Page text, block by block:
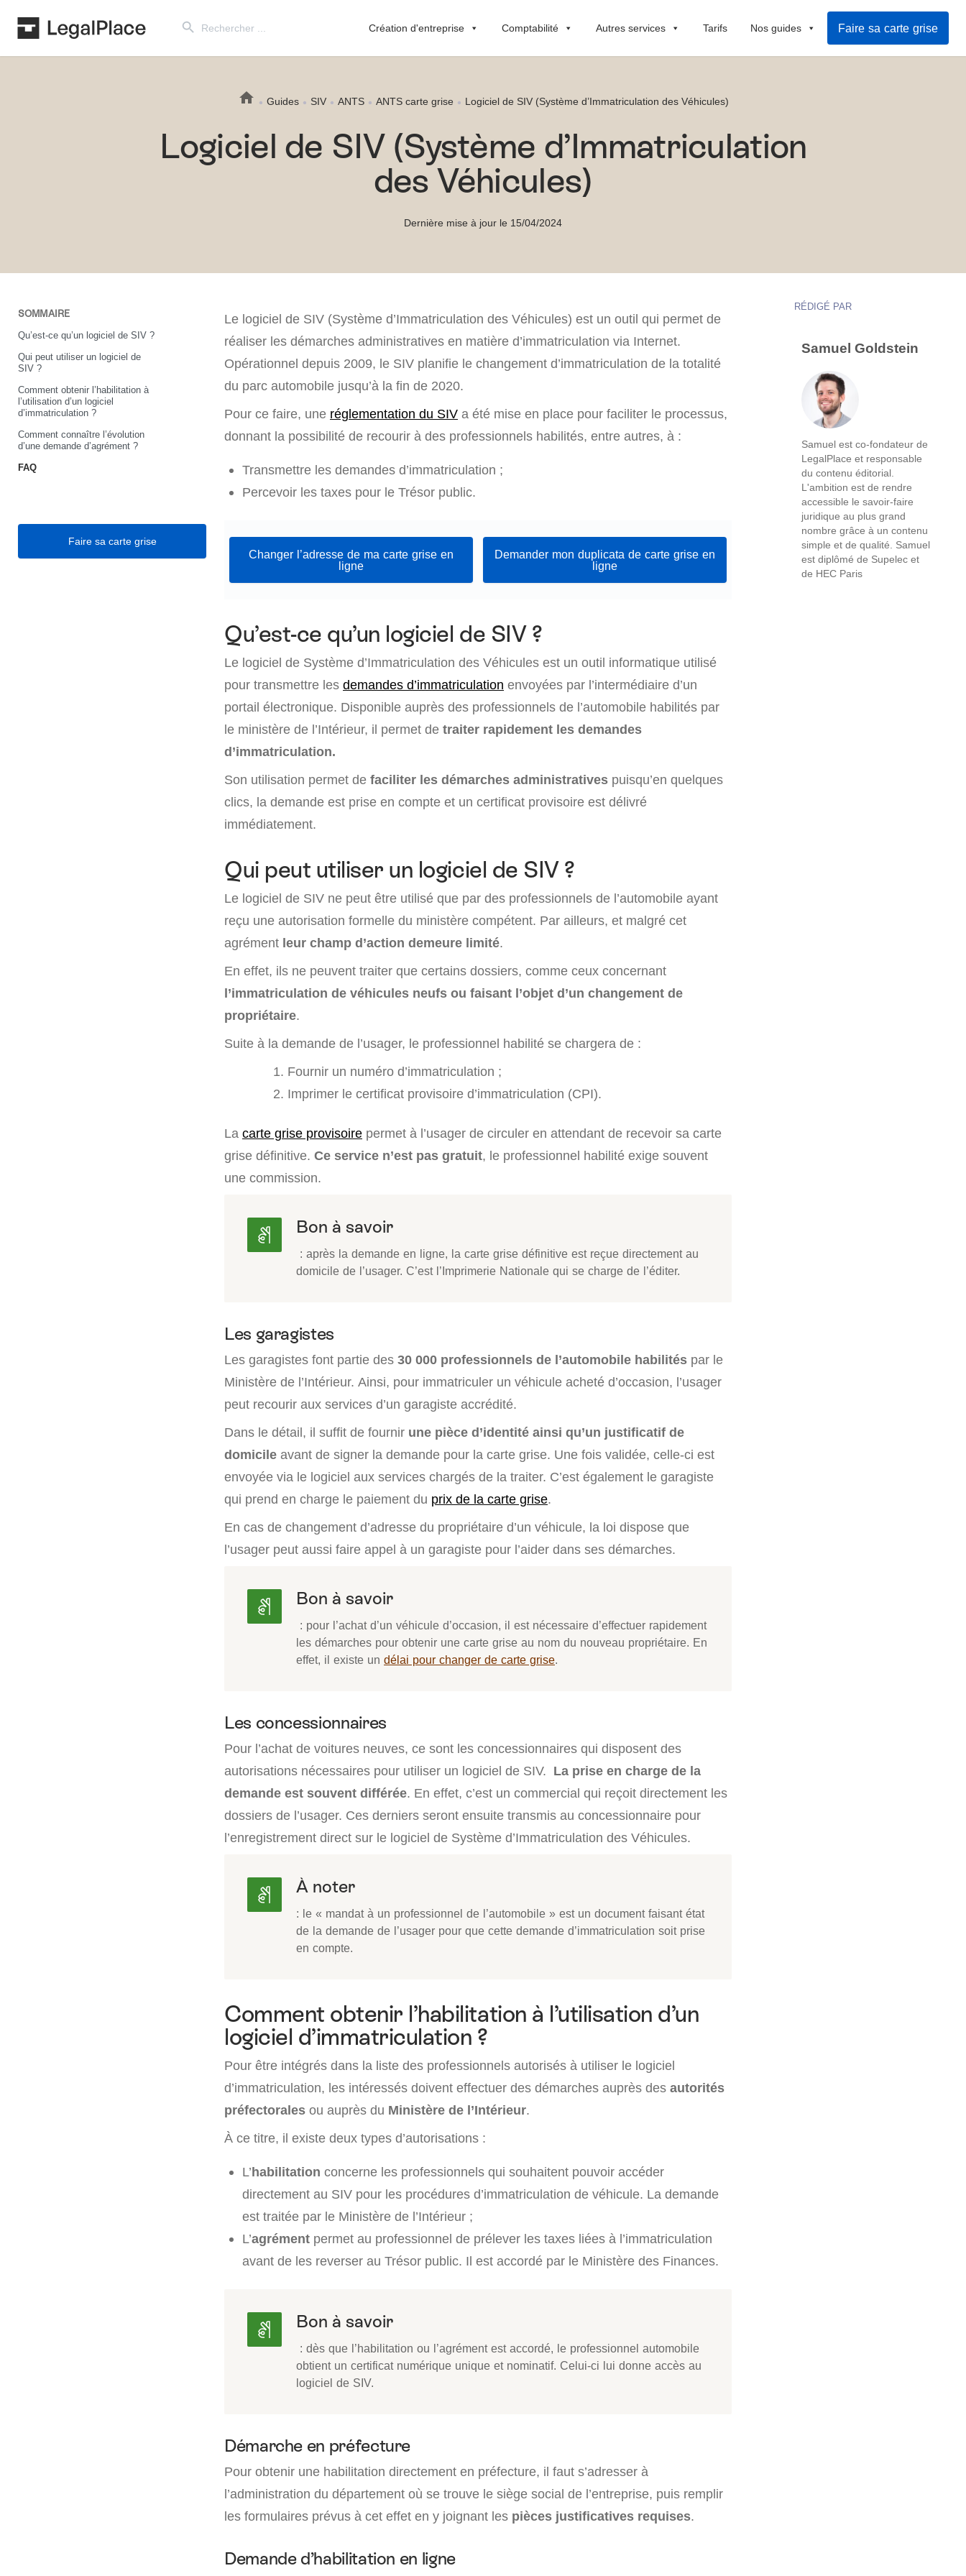
for:
Création d'entreprise Comptabilité Autres services Tarifs Nos guides Faire sa carte grise
Guides SIV ANTS ANTS carte grise Logiciel de SIV (Système d’Immatriculation des Véhicules)
Logiciel de SIV (Système d’Immatriculation
des Véhicules)
Dernière mise à jour le 15/04/2024
SOMMAIRE
Qu’est-ce qu’un logiciel de SIV ?
Qui peut utiliser un logiciel de
SIV ?
Comment obtenir l’habilitation à
l’utilisation d’un logiciel
d’immatriculation ?
Comment connaître l’évolution
d’une demande d’agrément ?
FAQ
Faire sa carte grise
Le logiciel de SIV (Système d’Immatriculation des Véhicules) est un outil qui permet de
réaliser les démarches administratives en matière d’immatriculation via Internet.
Opérationnel depuis 2009, le SIV planifie le changement d’immatriculation de la totalité
du parc automobile jusqu’à la fin de 2020.
Pour ce faire, une réglementation du SIV a été mise en place pour faciliter le processus,
donnant la possibilité de recourir à des professionnels habilités, entre autres, à :
Transmettre les demandes d’immatriculation ;
Percevoir les taxes pour le Trésor public.
Changer l’adresse de ma carte grise en
ligne
Demander mon duplicata de carte grise en
ligne
Qu’est-ce qu’un logiciel de SIV ?
Le logiciel de Système d’Immatriculation des Véhicules est un outil informatique utilisé
pour transmettre les demandes d’immatriculation envoyées par l’intermédiaire d’un
portail électronique. Disponible auprès des professionnels de l’automobile habilités par
le ministère de l’Intérieur, il permet de traiter rapidement les demandes
d’immatriculation.
Son utilisation permet de faciliter les démarches administratives puisqu’en quelques
clics, la demande est prise en compte et un certificat provisoire est délivré
immédiatement.
Qui peut utiliser un logiciel de SIV ?
Le logiciel de SIV ne peut être utilisé que par des professionnels de l’automobile ayant
reçu une autorisation formelle du ministère compétent. Par ailleurs, et malgré cet
agrément leur champ d’action demeure limité.
En effet, ils ne peuvent traiter que certains dossiers, comme ceux concernant
l’immatriculation de véhicules neufs ou faisant l’objet d’un changement de
propriétaire.
Suite à la demande de l’usager, le professionnel habilité se chargera de :
Fournir un numéro d’immatriculation ;
Imprimer le certificat provisoire d’immatriculation (CPI).
La carte grise provisoire permet à l’usager de circuler en attendant de recevoir sa carte
grise définitive. Ce service n’est pas gratuit, le professionnel habilité exige souvent
une commission.
Bon à savoir
: après la demande en ligne, la carte grise définitive est reçue directement au
domicile de l’usager. C’est l’Imprimerie Nationale qui se charge de l’éditer.
Les garagistes
Les garagistes font partie des 30 000 professionnels de l’automobile habilités par le
Ministère de l’Intérieur. Ainsi, pour immatriculer un véhicule acheté d’occasion, l’usager
peut recourir aux services d’un garagiste accrédité.
Dans le détail, il suffit de fournir une pièce d’identité ainsi qu’un justificatif de
domicile avant de signer la demande pour la carte grise. Une fois validée, celle-ci est
envoyée via le logiciel aux services chargés de la traiter. C’est également le garagiste
qui prend en charge le paiement du prix de la carte grise.
En cas de changement d’adresse du propriétaire d’un véhicule, la loi dispose que
l’usager peut aussi faire appel à un garagiste pour l’aider dans ses démarches.
Bon à savoir
: pour l’achat d’un véhicule d’occasion, il est nécessaire d’effectuer rapidement
les démarches pour obtenir une carte grise au nom du nouveau propriétaire. En
effet, il existe un délai pour changer de carte grise.
Les concessionnaires
Pour l’achat de voitures neuves, ce sont les concessionnaires qui disposent des
autorisations nécessaires pour utiliser un logiciel de SIV. La prise en charge de la
demande est souvent différée. En effet, c’est un commercial qui reçoit directement les
dossiers de l’usager. Ces derniers seront ensuite transmis au concessionnaire pour
l’enregistrement direct sur le logiciel de Système d’Immatriculation des Véhicules.
À noter
: le « mandat à un professionnel de l’automobile » est un document faisant état
de la demande de l’usager pour que cette demande d’immatriculation soit prise
en compte.
Comment obtenir l’habilitation à l’utilisation d’un
logiciel d’immatriculation ?
Pour être intégrés dans la liste des professionnels autorisés à utiliser le logiciel
d’immatriculation, les intéressés doivent effectuer des démarches auprès des autorités
préfectorales ou auprès du Ministère de l’Intérieur.
À ce titre, il existe deux types d’autorisations :
L’habilitation concerne les professionnels qui souhaitent pouvoir accéder
directement au SIV pour les procédures d’immatriculation de véhicule. La demande
est traitée par le Ministère de l’Intérieur ;
L’agrément permet au professionnel de prélever les taxes liées à l’immatriculation
avant de les reverser au Trésor public. Il est accordé par le Ministère des Finances.
Bon à savoir
: dès que l’habilitation ou l’agrément est accordé, le professionnel automobile
obtient un certificat numérique unique et nominatif. Celui-ci lui donne accès au
logiciel de SIV.
Démarche en préfecture
Pour obtenir une habilitation directement en préfecture, il faut s’adresser à
l’administration du département où se trouve le siège social de l’entreprise, puis remplir
les formulaires prévus à cet effet en y joignant les pièces justificatives requises.
Demande d’habilitation en ligne
RÉDIGÉ PAR
Samuel Goldstein
Samuel est co-fondateur de
LegalPlace et responsable
du contenu éditorial.
L'ambition est de rendre
accessible le savoir-faire
juridique au plus grand
nombre grâce à un contenu
simple et de qualité. Samuel
est diplômé de Supelec et
de HEC Paris